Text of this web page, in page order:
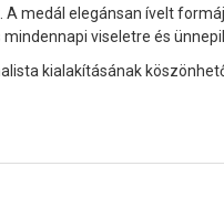
medál elegánsan ívelt
viseletre és
kialakításának